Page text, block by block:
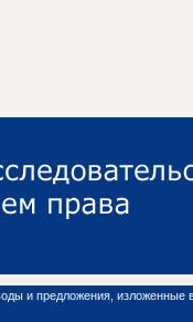
и предложения, изложенные